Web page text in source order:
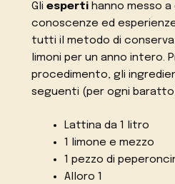
Gliesperti hanno messo
conoscenze ed
tutti il metodo di
limoni per un anno intero.
procedimento, gli
seguenti (per ogni
Lattina da 1 litro
1 limone e mezzo
1 pezzo di
Alloro 1